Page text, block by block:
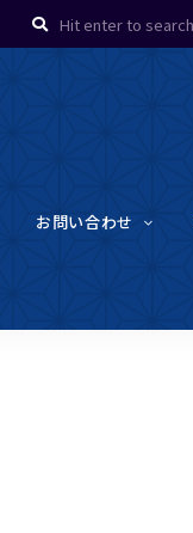
お問い合わせ